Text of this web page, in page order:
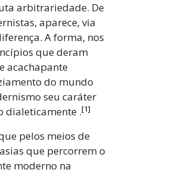
arbitrariedade. De
aparece, via
A forma, nos
que deram
acachapante
do mundo
seu caráter
dialeticamente .[1]
pelos meios de
que percorrem o
moderno na